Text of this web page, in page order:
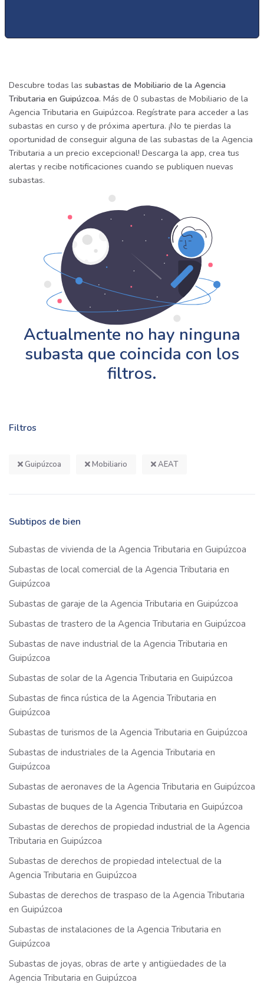
Filtros
Guipúzcoa Mobiliario AEAT
Subtipos de bien
Subastas de vivienda de la Agencia Tributaria en Guipúzcoa
Subastas de local comercial de la Agencia Tributaria en
Guipúzcoa
Subastas de garaje de la Agencia Tributaria en Guipúzcoa
Subastas de trastero de la Agencia Tributaria en Guipúzcoa
Subastas de nave industrial de la Agencia Tributaria en
Guipúzcoa
Subastas de solar de la Agencia Tributaria en Guipúzcoa
Subastas de finca rústica de la Agencia Tributaria en
Guipúzcoa
Subastas de turismos de la Agencia Tributaria en Guipúzcoa
Subastas de industriales de la Agencia Tributaria en
Guipúzcoa
Subastas de aeronaves de la Agencia Tributaria en Guipúzcoa
Subastas de buques de la Agencia Tributaria en Guipúzcoa
Subastas de derechos de propiedad industrial de la Agencia
Tributaria en Guipúzcoa
Subastas de derechos de propiedad intelectual de la
Agencia Tributaria en Guipúzcoa
Subastas de derechos de traspaso de la Agencia Tributaria
en Guipúzcoa
Subastas de instalaciones de la Agencia Tributaria en
Guipúzcoa
Subastas de joyas, obras de arte y antigüedades de la
Agencia Tributaria en Guipúzcoa
Descubre todas las subastas de Mobiliario de la Agencia
Tributaria en Guipúzcoa. Más de 0 subastas de Mobiliario de la
Agencia Tributaria en Guipúzcoa. Regístrate para acceder a las
subastas en curso y de próxima apertura. ¡No te pierdas la
oportunidad de conseguir alguna de las subastas de la Agencia
Tributaria a un precio excepcional! Descarga la app, crea tus
alertas y recibe notificaciones cuando se publiquen nuevas
subastas.
Actualmente no hay ninguna
subasta que coincida con los
filtros.